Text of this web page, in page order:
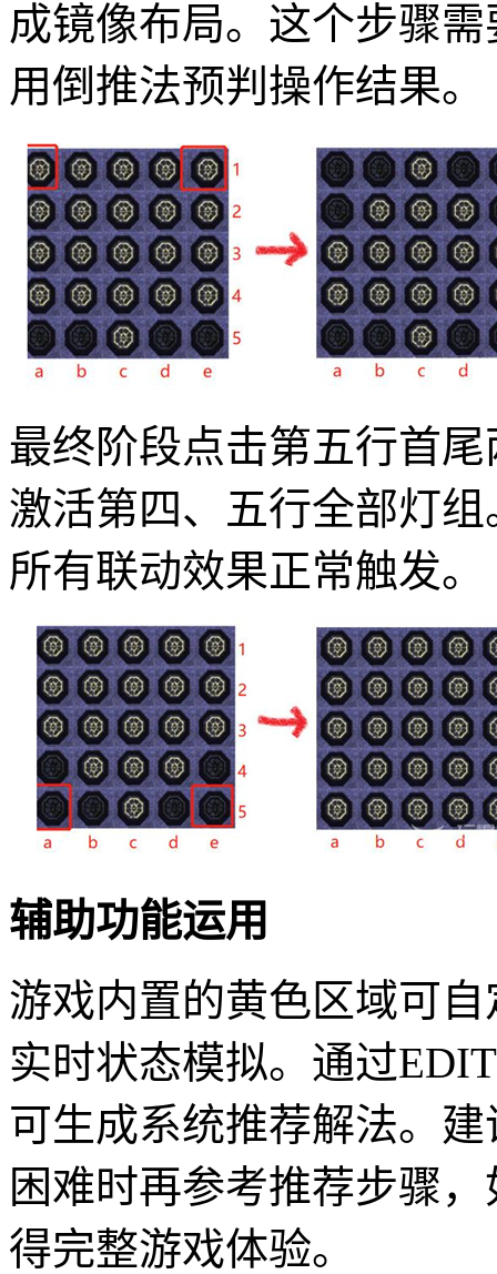
成镜像布局。这个步骤
用倒推法预判操作结果。
最终阶段点击第五行首
激活第四、五行全部灯
所有联动效果正常触发。
辅助功能运用
游戏内置的黄色区域可
实时状态模拟。通过
可生成系统推荐解法。
困难时再参考推荐步骤
得完整游戏体验。